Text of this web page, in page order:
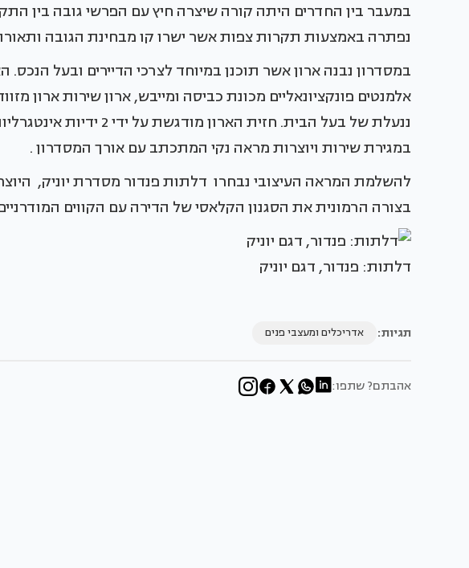
במעבר בין החדרים היתה קורה שיצרה חיץ עם הפרשי גובה בין
נפתרה באמצעות תקרות צפות אשר ישרו קו מבחינת הגובה
אלמנטים פונקציונאליים מכונת כביסה ומייבש, ארון שירות ארון
ננעלת של בעל הבית. חזית
במגירת שירות ויוצרות מראה נקי המתכתב עם אורך המסדרון .
להשלמת המראה העיצובי נבחרו דלתות פנדור מסדרת יוניק,
בצורה הרמונית את הסגנון הקלאסי של הדירה עם הקווים
דלתות: פנדור, דגם יוניק
תגיות: אדריכלים ומעצבי פנים
אהבתם? שתפו: